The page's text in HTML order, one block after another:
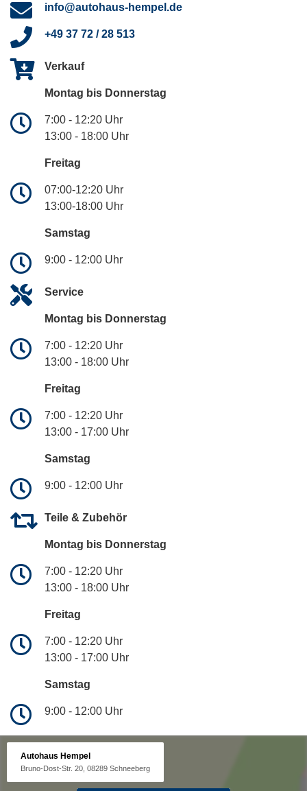
info@autohaus-hempel.de
+49 37 72 / 28 513
Verkauf
Montag bis Donnerstag
7:00 - 12:20 Uhr
13:00 - 18:00 Uhr
Freitag
07:00-12:20 Uhr
13:00-18:00 Uhr
Samstag
9:00 - 12:00 Uhr
Service
Montag bis Donnerstag
7:00 - 12:20 Uhr
13:00 - 18:00 Uhr
Freitag
7:00 - 12:20 Uhr
13:00 - 17:00 Uhr
Samstag
9:00 - 12:00 Uhr
Teile & Zubehör
Montag bis Donnerstag
7:00 - 12:20 Uhr
13:00 - 18:00 Uhr
Freitag
7:00 - 12:20 Uhr
13:00 - 17:00 Uhr
Samstag
9:00 - 12:00 Uhr
Autohaus Hempel
Bruno-Dost-Str. 20, 08289 Schneeberg